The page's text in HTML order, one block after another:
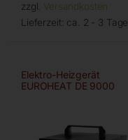
zzgl. Versandkosten
Lieferzeit: ca. 2 - 3 Tage
Elektro-Heizgerät
EUROHEAT DE 9000